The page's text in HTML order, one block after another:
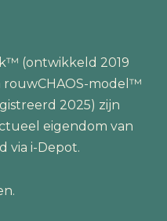
(ontwikkeld 2019
rouwCHAOS-model™
2025) zijn
eigendom van
via i-Depot.